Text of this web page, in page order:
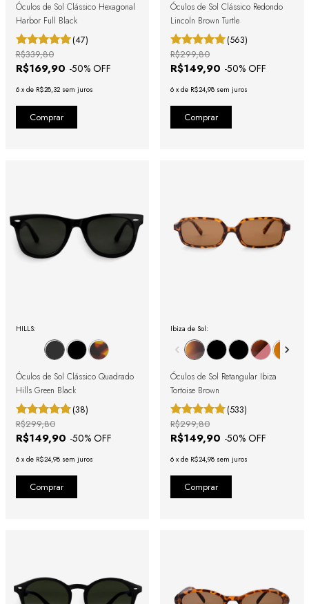
Óculos de Sol Clássico Hexagonal
Harbor Full Black
(47)
R$169,90 -50% OFF
R$339,80
6 x de R$28,32 sem juros
Óculos de Sol Clássico Redondo
Lincoln Brown Turtle
(563)
R$149,90 -50% OFF
R$299,80
6 x de R$24,98 sem juros
HILLS:
Óculos de Sol Clássico Quadrado
Hills Green Black
(38)
R$149,90 -50% OFF
R$299,80
6 x de R$24,98 sem juros
Ibiza de Sol:
Óculos de Sol Retangular Ibiza
Tortoise Brown
(533)
R$149,90 -50% OFF
R$299,80
6 x de R$24,98 sem juros